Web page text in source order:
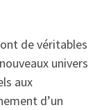
de véritables
univers
aux
d’un